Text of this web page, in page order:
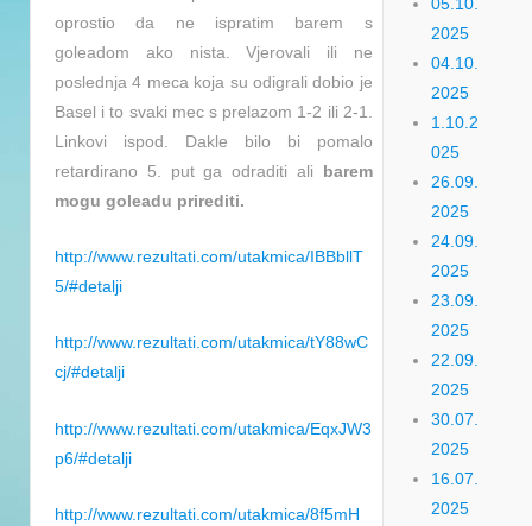
oprostio da ne ispratim barem s
goleadom ako nista. Vjerovali ili ne
poslednja 4 meca koja su odigrali dobio je
Basel i to svaki mec s prelazom 1-2 ili 2-1.
Linkovi ispod. Dakle bilo bi pomalo
retardirano 5. put ga odraditi ali barem
mogu goleadu prirediti.
http://www.rezultati.com/utakmica/IBBbllT
5/#detalji
http://www.rezultati.com/utakmica/tY88wC
cj/#detalji
http://www.rezultati.com/utakmica/EqxJW3
p6/#detalji
http://www.rezultati.com/utakmica/8f5mH
2025
04.10.
2025
1.10.2
025
26.09.
2025
24.09.
2025
23.09.
2025
22.09.
2025
30.07.
2025
16.07.
2025